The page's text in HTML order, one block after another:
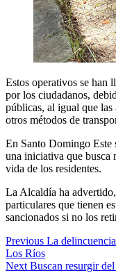
Estos operativos se han
por los ciudadanos,
públicas, al igual que las
otros métodos de
En Santo Domingo Este
una iniciativa que busca
vida de los residentes.
La Alcaldía ha
particulares que tienen
sancionados si no los
Previous La
Los Ríos
Next Buscan resurgir